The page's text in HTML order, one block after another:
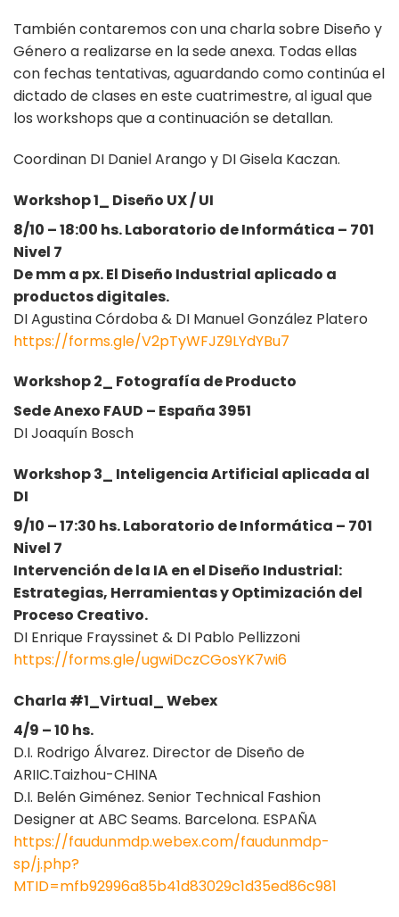
También contaremos con una charla sobre Diseño y
Género a realizarse en la sede anexa. Todas ellas
con fechas tentativas, aguardando como continúa el
dictado de clases en este cuatrimestre, al igual que
los workshops que a continuación se detallan.
Coordinan DI Daniel Arango y DI Gisela Kaczan.
Workshop 1_ Diseño UX / UI
8/10 – 18:00 hs. Laboratorio de Informática – 701
Nivel 7
De mm a px. El Diseño Industrial aplicado a
productos digitales.
DI Agustina Córdoba & DI Manuel González Platero
https://forms.gle/V2pTyWFJZ9LYdYBu7
Workshop 2_ Fotografía de Producto
Sede Anexo FAUD – España 3951
DI Joaquín Bosch
Workshop 3_ Inteligencia Artificial aplicada al
DI
9/10 – 17:30 hs. Laboratorio de Informática – 701
Nivel 7
Intervención de la IA en el Diseño Industrial:
Estrategias, Herramientas y Optimización del
Proceso Creativo.
DI Enrique Frayssinet & DI Pablo Pellizzoni
https://forms.gle/ugwiDczCGosYK7wi6
Charla #1_Virtual_ Webex
4/9 – 10 hs.
D.I. Rodrigo Álvarez. Director de Diseño de
ARIIC.Taizhou-CHINA
D.I. Belén Giménez. Senior Technical Fashion
Designer at ABC Seams. Barcelona. ESPAÑA
https://faudunmdp.webex.com/faudunmdp-
sp/j.php?
MTID=mfb92996a85b41d83029c1d35ed86c981